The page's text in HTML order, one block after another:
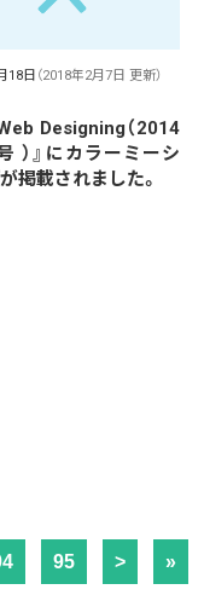
18日 （2018年2月7日 更新）
Designing（2014
）』にカラーミーシ
掲載されました。
95 > »